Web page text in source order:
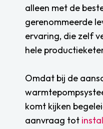
alleen met de
gerenommeerde
ervaring, die zelf
hele
Omdat bij de
komt kijken
aanvraag tot